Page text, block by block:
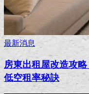
最新消息
房東出租屋改造攻
低空租率秘訣